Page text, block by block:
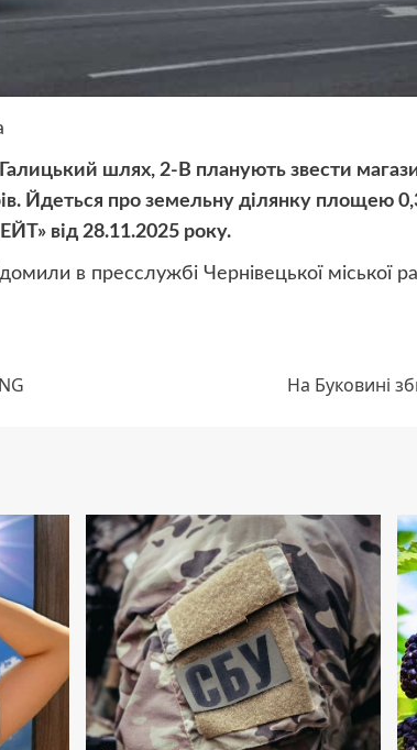
шлях, 2-В планують звести
Йдеться про земельну ділянку площею
від 28.11.2025 року.
в пресслужбі Чернівецької міської
На Буковині